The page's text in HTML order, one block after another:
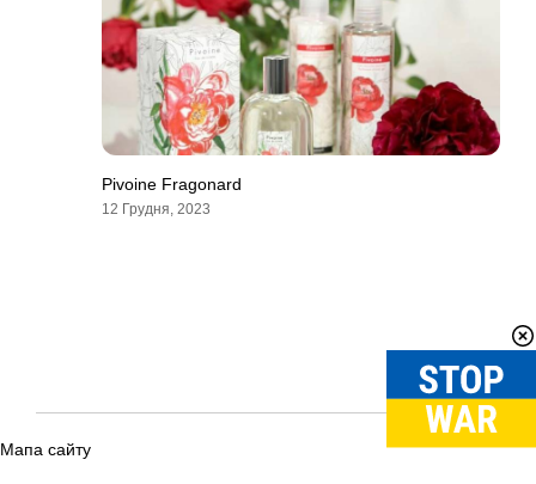
Pivoine Fragonard
12 Грудня, 2023
Мапа сайту